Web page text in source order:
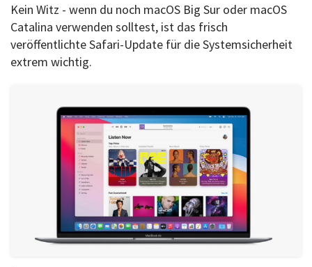
Anmelden
Kein Witz - wenn du noch macOS Big Sur oder macOS
Catalina verwenden solltest, ist das frisch
veröffentlichte Safari-Update für die Systemsicherheit
extrem wichtig.